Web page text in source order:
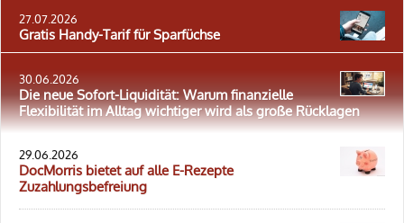
27.07.2026
Gratis Handy-Tarif für Sparfüchse
30.06.2026
Die neue Sofort-Liquidität: Warum finanzielle
Flexibilität im Alltag wichtiger wird als große Rücklagen
29.06.2026
DocMorris bietet auf alle E-Rezepte
Zuzahlungsbefreiung